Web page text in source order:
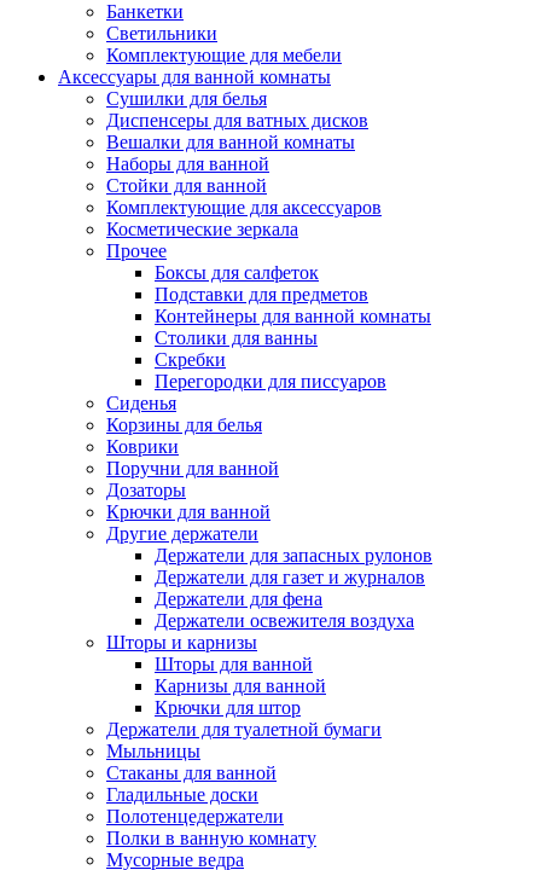
Банкетки
Светильники
Комплектующие для мебели
Аксессуары для ванной комнаты
Сушилки для белья
Диспенсеры для ватных дисков
Вешалки для ванной комнаты
Наборы для ванной
Стойки для ванной
Комплектующие для аксессуаров
Косметические зеркала
Прочее
Боксы для салфеток
Подставки для предметов
Контейнеры для ванной комнаты
Столики для ванны
Скребки
Перегородки для писсуаров
Сиденья
Корзины для белья
Коврики
Поручни для ванной
Дозаторы
Крючки для ванной
Другие держатели
Держатели для запасных рулонов
Держатели для газет и журналов
Держатели для фена
Держатели освежителя воздуха
Шторы и карнизы
Шторы для ванной
Карнизы для ванной
Крючки для штор
Держатели для туалетной бумаги
Мыльницы
Стаканы для ванной
Гладильные доски
Полотенцедержатели
Полки в ванную комнату
Мусорные ведра